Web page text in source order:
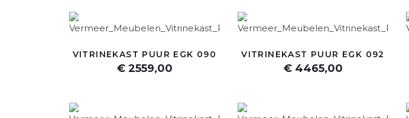
VITRINEKAST PUUR EGK 090
€ 2559,00
VITRINEKAST PUUR EGK 092
€ 4465,00